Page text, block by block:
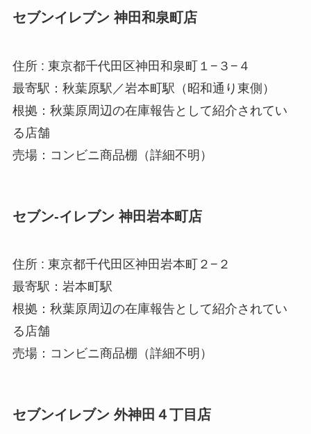
セブンイレブン 神田和泉町店
住所 : 東京都千代田区神田和泉町１−３−４
最寄駅：秋葉原駅／岩本町駅（昭和通り東側）
根拠：秋葉原周辺の在庫報告として紹介されてい
る店舗
売場：コンビニ商品棚（詳細不明）
セブン-イレブン 神田岩本町店
住所 : 東京都千代田区神田岩本町２−２
最寄駅：岩本町駅
根拠：秋葉原周辺の在庫報告として紹介されてい
る店舗
売場：コンビニ商品棚（詳細不明）
セブンイレブン 外神田４丁目店